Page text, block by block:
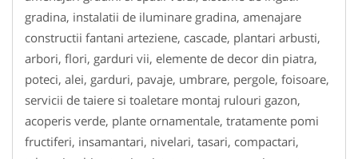
gradina, instalatii de iluminare gradina, amenajare
constructii fantani arteziene, cascade, plantari arbusti,
arbori, flori, garduri vii, elemente de decor din piatra,
poteci, alei, garduri, pavaje, umbrare, pergole, foisoare,
servicii de taiere si toaletare montaj rulouri gazon,
acoperis verde, plante ornamentale, tratamente pomi
fructiferi, insamantari, nivelari, tasari, compactari,